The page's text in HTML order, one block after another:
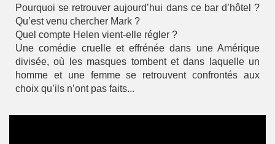
Pourquoi se retrouver aujourd’hui dans ce bar d’hôtel ?
Qu’est venu chercher Mark ?
Quel compte Helen vient-elle régler ?
Une comédie cruelle et effrénée dans une Amérique
divisée, où les masques tombent et dans laquelle un
homme et une femme se retrouvent confrontés aux
choix qu’ils n’ont pas faits...